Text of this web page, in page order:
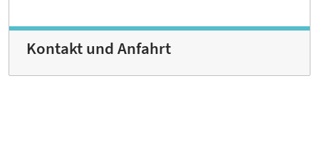
Kontakt und Anfahrt